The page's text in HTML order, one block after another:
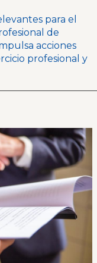
para el
de
acciones
profesional y